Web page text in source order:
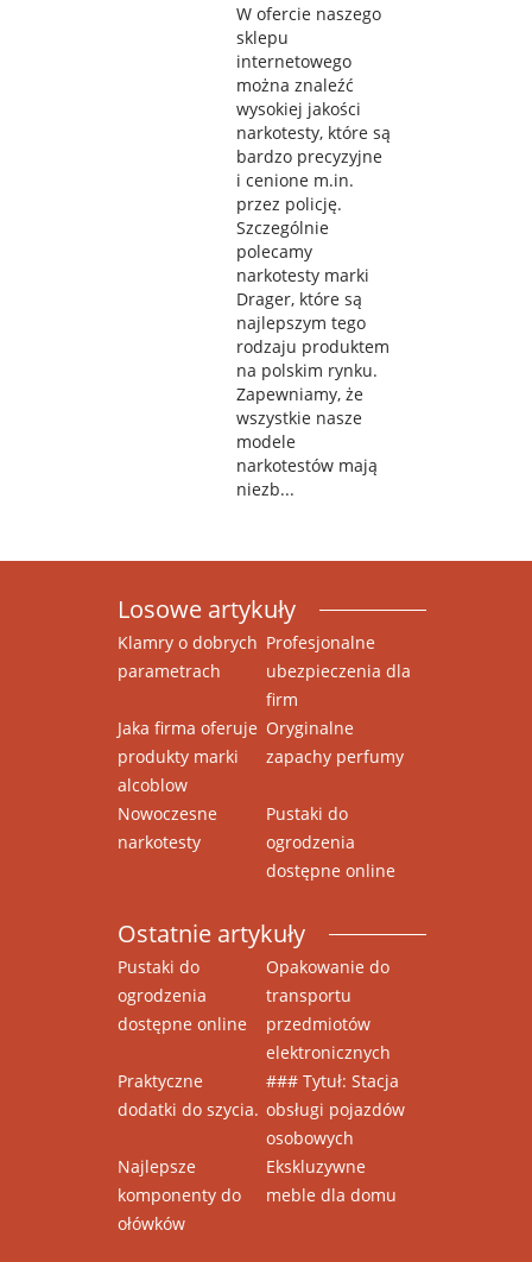
W ofercie naszego
sklepu
internetowego
można znaleźć
wysokiej jakości
narkotesty, które są
bardzo precyzyjne
i cenione m.in.
przez policję.
Szczególnie
polecamy
narkotesty marki
Drager, które są
najlepszym tego
rodzaju produktem
na polskim rynku.
Zapewniamy, że
wszystkie nasze
modele
narkotestów mają
niezb...
Losowe artykuły
Klamry o dobrych
parametrach
Profesjonalne
ubezpieczenia dla
firm
Jaka firma oferuje
produkty marki
alcoblow
Oryginalne
zapachy perfumy
Nowoczesne
narkotesty
Pustaki do
ogrodzenia
dostępne online
Ostatnie artykuły
Pustaki do
ogrodzenia
dostępne online
Opakowanie do
transportu
przedmiotów
elektronicznych
Praktyczne
dodatki do szycia.
### Tytuł: Stacja
obsługi pojazdów
osobowych
Najlepsze
komponenty do
ołówków
Ekskluzywne
meble dla domu